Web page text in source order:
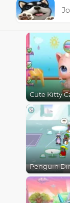
Cute Kitty
Penguin